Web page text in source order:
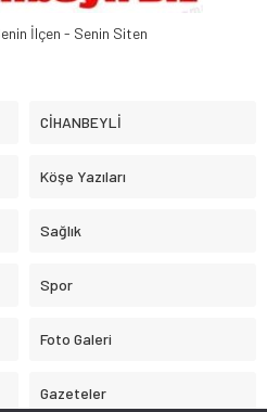
İlçen - Senin Siten
CİHANBEYLİ
Köşe Yazıları
Sağlık
Spor
Foto Galeri
Gazeteler